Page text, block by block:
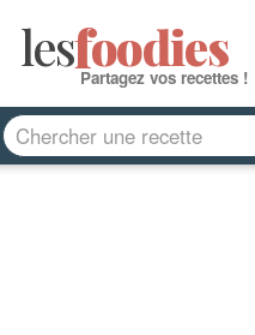
lesfoodies
Partagez vos recettes !